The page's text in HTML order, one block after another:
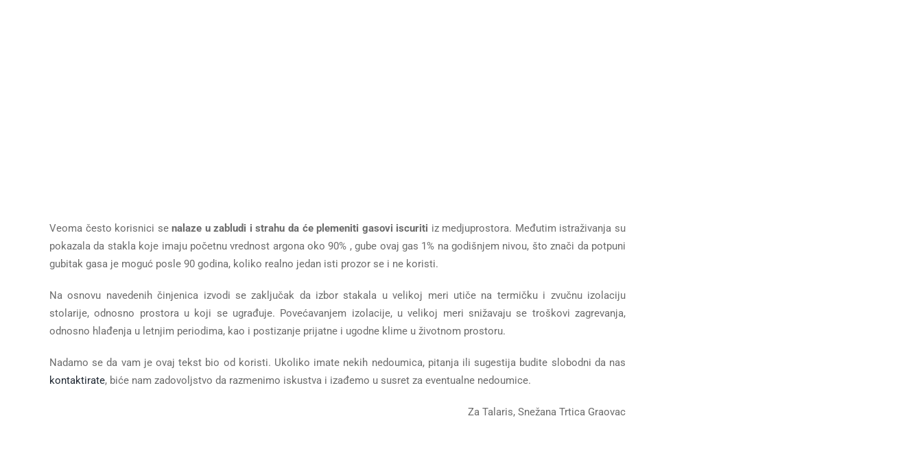
Veoma često korisnici senalaze u zabludi i strahu da će plemeniti gasovi iscuriti iz medjuprostora. Međutim istraživanja su
pokazala da stakla koje imaju početnu vrednost argona oko 90% , gube ovaj gas 1% na godišnjem nivou, što znači da potpuni
gubitak gasa je moguć posle 90 godina, koliko realno jedan isti prozor se i ne koristi.
Na osnovu navedenih činjenica izvodi se zaključak da izbor stakala u velikoj meri utiče na termičku i zvučnu izolaciju
stolarije, odnosno prostora u koji se ugrađuje. Povećavanjem izolacije, u velikoj meri snižavaju se troškovi zagrevanja,
odnosno hlađenja u letnjim periodima, kao i postizanje prijatne i ugodne klime u životnom prostoru.
Nadamo se da vam je ovaj tekst bio od koristi. Ukoliko imate nekih nedoumica, pitanja ili sugestija budite slobodni da nas
kontaktirate, biće nam zadovoljstvo da razmenimo iskustva i izađemo u susret za eventualne nedoumice.
Za Talaris, Snežana Trtica Graovac